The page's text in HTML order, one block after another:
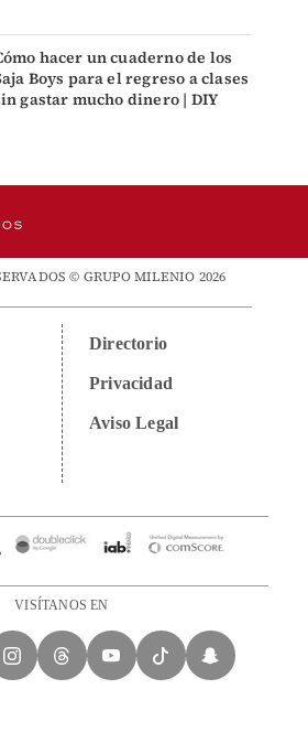
hacer un cuaderno de los
Boys para el regreso a clases
gastar mucho dinero | DIY
© GRUPO MILENIO 2026
Directorio
Privacidad
Aviso Legal
VISÍTANOS EN